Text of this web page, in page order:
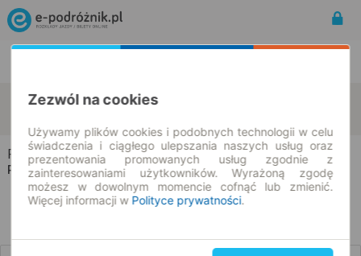
Rawa Mazowiecka Wólka Jagielczyńska
Rawa Mazowiecka → Wólka Jagielczyńska
Rozkład jazdy i bilety
Zezwól na cookies
Używamy plików cookies i podobnych technologii w celu
świadczenia i ciągłego ulepszania naszych usług oraz
prezentowania promowanych usług zgodnie z
zainteresowaniami użytkowników. Wyrażoną zgodę
możesz w dowolnym momencie cofnąć lub zmienić.
Więcej informacji w Polityce prywatności.